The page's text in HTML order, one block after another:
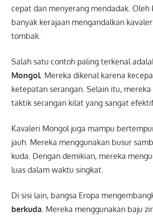
cepat dan menyerang mendadak. Oleh
banyak kerajaan mengandalkan
tombak.
Salah satu contoh paling terkenal
Mongol. Mereka dikenal karena
ketepatan serangan. Selain itu,
taktik serangan kilat yang sangat
Kavaleri Mongol juga mampu
jauh. Mereka menggunakan busur
kuda. Dengan demikian, mereka
luas dalam waktu singkat.
Di sisi lain, bangsa Eropa
berkuda . Mereka menggunakan baju